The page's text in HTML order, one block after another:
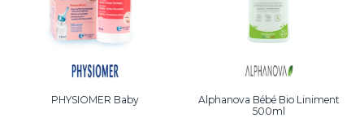
PHYSIOMER Baby
Alphanova Bébé Bio Liniment
500ml